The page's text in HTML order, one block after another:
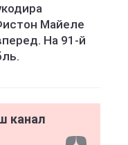
Майеле
На 91-й
канал